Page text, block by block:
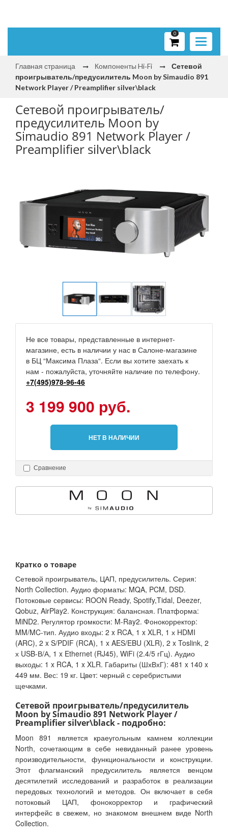
Toggle
0
Главная страница Компоненты Hi‑Fi
Сетевой
проигрыватель/предусилитель Moon by Simaudio 891
Network Player / Preamplifier silver\black
Сетевой проигрыватель/
предусилитель Moon by
Simaudio 891 Network Player /
Preamplifier silver\black
Не все товары, представленные в интернет-
магазине, есть в наличии у нас в Салоне-магазине
в БЦ “Максима Плаза“. Если вы хотите заехать к
нам - пожалуйста, уточняйте наличие по телефону.
+7(495)978-96-46
3 199 900 руб.
НЕТ В НАЛИЧИИ
Сравнение
Кратко о товаре
Сетевой проигрыватель, ЦАП, предусилитель. Серия:
North Collection. Аудио форматы: MQA, PCM, DSD.
Потоковые сервисы: ROON Ready, Spotify,Tidal, Deezer,
Qobuz, AirPlay2. Конструкция: балансная. Платформа:
MiND2. Регулятор громкости: M-Ray2. Фонокорректор:
MM/MC-тип. Аудио входы: 2 x RCA, 1 x XLR, 1 х HDMI
(ARC), 2 x S/PDIF (RCA), 1 x AES/EBU (XLR), 2 x Toslink, 2
х USB-В/А, 1 x Ethernet (RJ45), WiFi (2.4/5 гГц). Аудио
выходы: 1 x RCA, 1 x XLR. Габариты (ШхВхГ): 481 x 140 x
449 мм. Вес: 19 кг. Цвет: черный с серебристыми
щечками.
Сетевой проигрыватель/предусилитель
Moon by Simaudio 891 Network Player /
Preamplifier silver\black - подробно:
Moon 891 является краеугольным камнем коллекции
North, сочетающим в себе невиданный ранее уровень
производительности, функциональности и конструкции.
Этот флагманский предусилитель является венцом
десятилетий исследований и разработок в реализации
передовых технологий и методов. Он включает в себя
потоковый ЦАП, фонокорректор и графический
интерфейс в свежем, но знакомом внешнем виде North
Collection.